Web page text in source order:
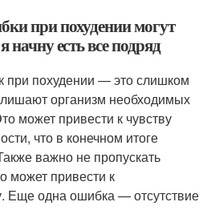
при похудении могут
начну есть все подряд
при похудении — это слишком
организм необходимых
может привести к чувству
что в конечном итоге
важно не пропускать
может привести к
Еще одна ошибка — отсутствие